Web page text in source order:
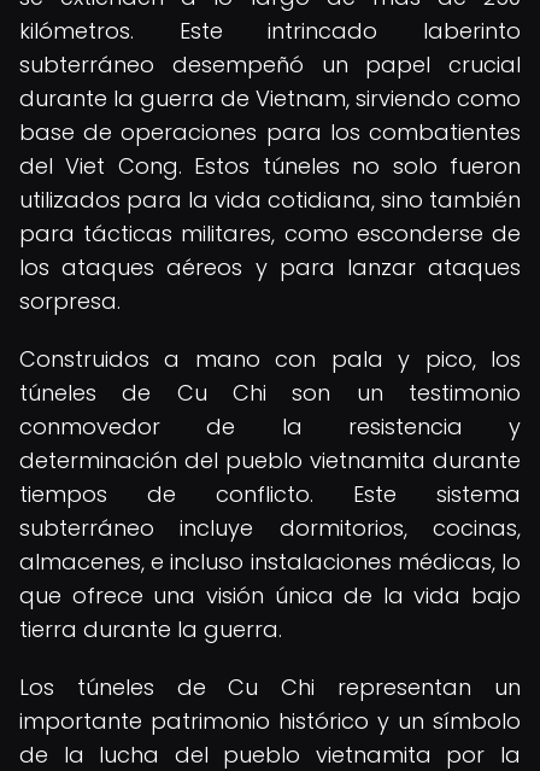
kilómetros. Este intrincado laberinto
subterráneo desempeñó un papel crucial
durante la guerra de Vietnam, sirviendo como
base de operaciones para los combatientes
del Viet Cong. Estos túneles no solo fueron
utilizados para la vida cotidiana, sino también
para tácticas militares, como esconderse de
los ataques aéreos y para lanzar ataques
sorpresa.
Construidos a mano con pala y pico, los
túneles de Cu Chi son un testimonio
conmovedor de la resistencia y
determinación del pueblo vietnamita durante
tiempos de conflicto. Este sistema
subterráneo incluye dormitorios, cocinas,
almacenes, e incluso instalaciones médicas, lo
que ofrece una visión única de la vida bajo
tierra durante la guerra.
Los túneles de Cu Chi representan un
importante patrimonio histórico y un símbolo
de la lucha del pueblo vietnamita por la